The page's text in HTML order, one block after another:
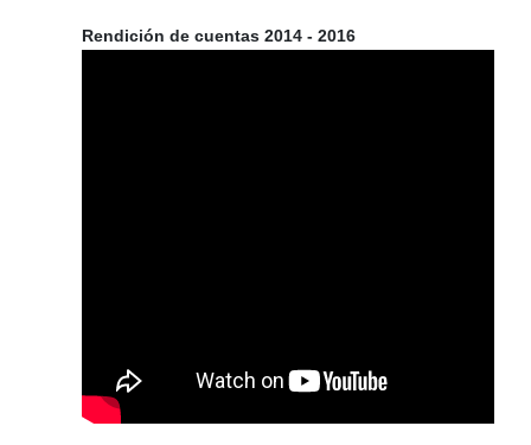
Rendición de cuentas 2014 - 2016